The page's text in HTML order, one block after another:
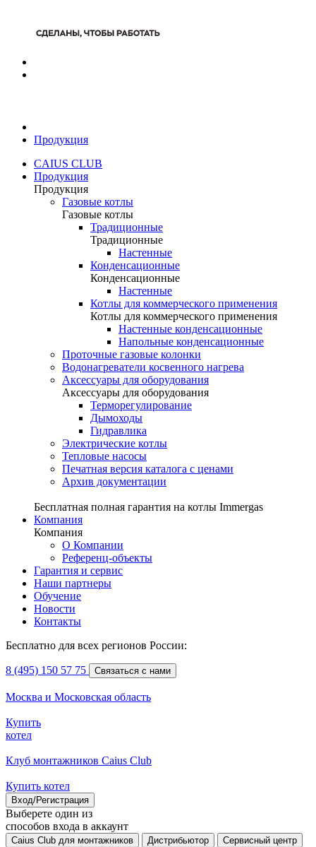
Продукция
CAIUS CLUB
Продукция
Продукция
Газовые котлы
Газовые котлы
Традиционные
Традиционные
Настенные
Конденсационные
Конденсационные
Настенные
Котлы для коммерческого применения
Котлы для коммерческого применения
Настенные конденсационные
Напольные конденсационные
Проточные газовые колонки
Водонагреватели косвенного нагрева
Аксессуары для оборудования
Аксессуары для оборудования
Терморегулирование
Дымоходы
Гидравлика
Электрические котлы
Тепловые насосы
Печатная версия каталога с ценами
Архив документации
Бесплатная полная гарантия на котлы Immergas
Компания
Компания
О Компании
Референц-объекты
Гарантия и сервис
Наши партнеры
Обучение
Новости
Контакты
Бесплатно для всех регионов России:
8 (495) 150 57 75 Связаться с нами
Москва и Московская область
Купить
котел
Клуб монтажников Caius Club
Купить котел
Вход/Регистрация
Выберете один из
способов входа в аккаунт
Caius Club для монтажников Дистрибьютор Сервисный центр